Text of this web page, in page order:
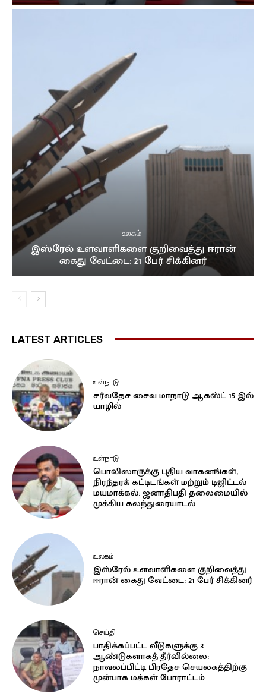
உலகம்
இஸ்ரேல் உளவாளிகளை குறிவைத்து ஈரான்
கைது வேட்டை: 21 பேர் சிக்கினர்
LATEST ARTICLES
உள்நாடு
சர்வதேச சைவ மாநாடு ஆகஸ்ட் 15 இல்
யாழில்
உள்நாடு
பொலிஸாருக்கு புதிய வாகனங்கள்,
நிரந்தரக் கட்டிடங்கள் மற்றும் டிஜிட்டல்
மயமாக்கல்: ஜனாதிபதி தலைமையில்
முக்கிய கலந்துரையாடல்
உலகம்
இஸ்ரேல் உளவாளிகளை குறிவைத்து
ஈரான் கைது வேட்டை: 21 பேர் சிக்கினர்
செய்தி
பாதிக்கப்பட்ட வீடுகளுக்கு 3
ஆண்டுகளாகத் தீர்வில்லை:
நாவலப்பிட்டி பிரதேச செயலகத்திற்கு
முன்பாக மக்கள் போராட்டம்